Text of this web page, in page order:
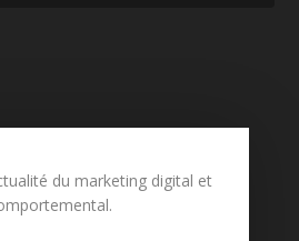
du marketing digital et